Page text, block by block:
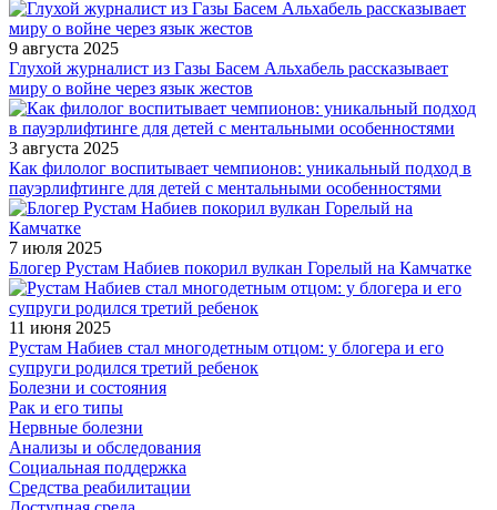
9 августа 2025
Глухой журналист из Газы Басем Альхабель рассказывает
миру о войне через язык жестов
3 августа 2025
Как филолог воспитывает чемпионов: уникальный подход в
пауэрлифтинге для детей с ментальными особенностями
7 июля 2025
Блогер Рустам Набиев покорил вулкан Горелый на Камчатке
11 июня 2025
Рустам Набиев стал многодетным отцом: у блогера и его
супруги родился третий ребенок
Болезни и состояния
Рак и его типы
Нервные болезни
Анализы и обследования
Социальная поддержка
Средства реабилитации